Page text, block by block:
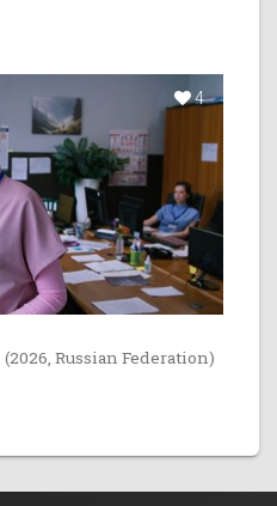
4
(2026, Russian Federation)